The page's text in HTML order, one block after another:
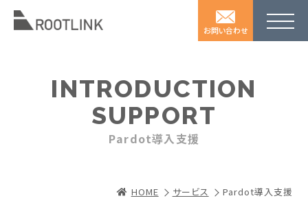
お問い合わせ
INTRODUCTION
SUPPORT
Pardot導入 支援
HOME サービス Pardot導入支援